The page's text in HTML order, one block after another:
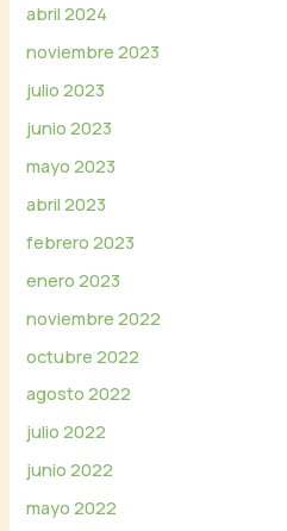
abril 2024
noviembre 2023
julio 2023
junio 2023
mayo 2023
abril 2023
febrero 2023
enero 2023
noviembre 2022
octubre 2022
agosto 2022
julio 2022
junio 2022
mayo 2022